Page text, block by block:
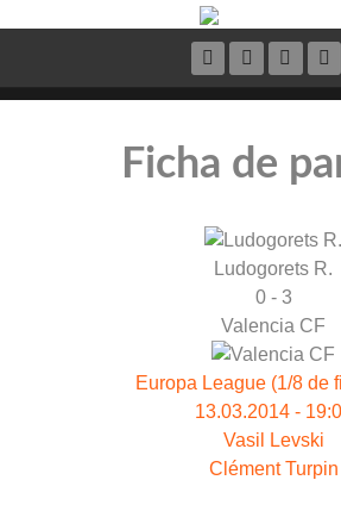
Ficha de
Ludogorets R.
0 - 3
Valencia CF
Europa League (1/8 de
13.03.2014 -
Vasil Levski
Clément Turpin